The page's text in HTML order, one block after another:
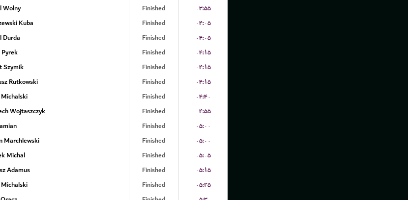
Wolny Finished
۰۳:۵۵
Kuba Finished
۰۴:۰۵
Durda Finished
۰۴:۰۵
Finished
۰۴:۱۵
Szymik Finished
۰۴:۱۵
Rutkowski Finished
۰۴:۱۵
Finished
۰۴:۴۰
Wojtaszczyk Finished
۰۴:۵۵
Finished
۰۵:۰۰
Marchlewski Finished
۰۵:۰۰
Michal Finished
۰۵:۰۵
Adamus Finished
۰۵:۱۵
Finished
۰۵:۲۵